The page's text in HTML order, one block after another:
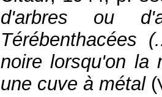
d'arbres ou
Térébenthacées
noire lorsqu'on la
une cuve à métal(